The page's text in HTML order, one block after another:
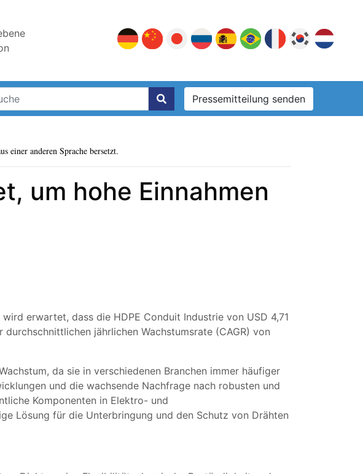
Pressemitteilung senden
einer anderen Sprache bersetzt.
um hohe Einnahmen
erwartet, dass die HDPE Conduit Industrie von USD 4,71
jährlichen Wachstumsrate (CAGR) von
da sie in verschiedenen Branchen immer häufiger
und die wachsende Nachfrage nach robusten und
Komponenten in Elektro- und
Lösung für die Unterbringung und den Schutz von Drähten